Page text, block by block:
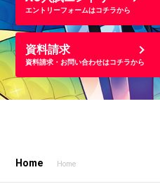
エントリーフォームはコチラから
資料請求
資料請求・お問い合わせはコチラから
Home Home